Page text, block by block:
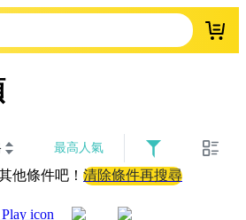
登入
最高人氣
他條件吧！ 清除條件再搜尋